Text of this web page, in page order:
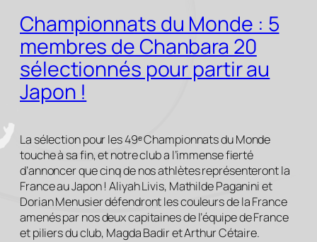
Championnats du Monde : 5
membres de Chanbara 20
sélectionnés pour partir au
Japon !
La sélection pour les 49ᵉ Championnats du Monde
touche à sa fin, et notre club a l’immense fierté
d’annoncer que cinq de nos athlètes représenteront la
France au Japon ! Aliyah Livis, Mathilde Paganini et
Dorian Menusier défendront les couleurs de la France
amenés par nos deux capitaines de l’équipe de France
et piliers du club, Magda Badir et Arthur Cétaire.